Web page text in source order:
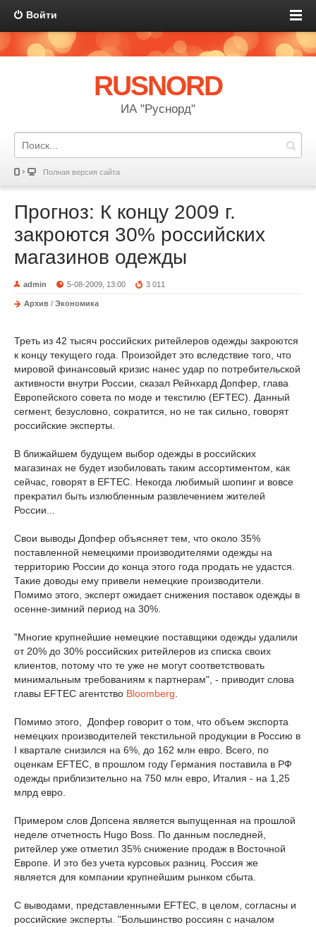
Войти
RUSNORD
ИА "Руснорд"
Полная версия сайта
Прогноз: К концу 2009 г.
закроются 30% российских
магазинов одежды
admin 5-08-2009, 13:00 3 011
Архив / Экономика
Треть из 42 тысяч российских ритейлеров одежды закроются
к концу текущего года. Произойдет это вследствие того, что
мировой финансовый кризис нанес удар по потребительской
активности внутри России, сказал Рейнхард Допфер, глава
Европейского совета по моде и текстилю (EFTEC). Данный
сегмент, безусловно, сократится, но не так сильно, говорят
российские эксперты.
В ближайшем будущем выбор одежды в российских
магазинах не будет изобиловать таким ассортиментом, как
сейчас, говорят в EFTEC. Некогда любимый шопинг и вовсе
прекратил быть излюбленным развлечением жителей
России...
Свои выводы Допфер объясняет тем, что около 35%
поставленной немецкими производителями одежды на
территорию России до конца этого года продать не удастся.
Такие доводы ему привели немецкие производители.
Помимо этого, эксперт ожидает снижения поставок одежды в
осенне-зимний период на 30%.
"Многие крупнейшие немецкие поставщики одежды удалили
от 20% до 30% российских ритейлеров из списка своих
клиентов, потому что те уже не могут соответствовать
минимальным требованиям к партнерам", - приводит слова
главы EFTEC агентство Bloomberg
Помимо этого, Допфер говорит о том, что объем экспорта
немецких производителей текстильной продукции в Россию в
I квартале снизился на 6%, до 162 млн евро. Всего, по
оценкам EFTEC, в прошлом году Германия поставила в РФ
одежды приблизительно на 750 млн евро, Италия - на 1,25
млрд евро.
Примером слов Допсена является выпущенная на прошлой
неделе отчетность Hugo Boss. По данным последней,
ритейлер уже отметил 35% снижение продаж в Восточной
Европе. И это без учета курсовых разниц. Россия же
является для компании крупнейшим рынком сбыта.
С выводами, представленными EFTEC, в целом, согласны и
российские эксперты. "Большинство россиян с началом